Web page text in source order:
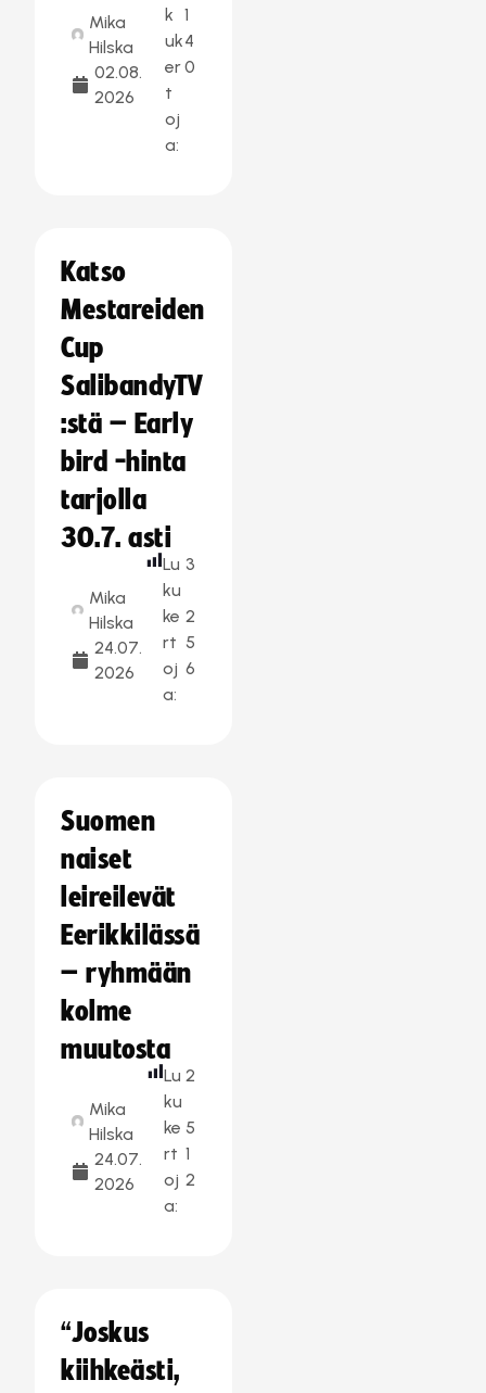
Mika
Hilska
02.08.
2026
k
uk
er
t
oj
a:
1
4
0
Katso
Mestareiden
Cup
SalibandyTV
:stä – Early
bird -hinta
tarjolla
30.7. asti
Mika
Hilska
24.07.
2026
Lu
ku
ke
rt
oj
a:
3
2
5
6
Suomen
naiset
leireilevät
Eerikkilässä
– ryhmään
kolme
muutosta
Mika
Hilska
24.07.
2026
Lu
ku
ke
rt
oj
a:
2
5
1
2
“Joskus
kiihkeästi,